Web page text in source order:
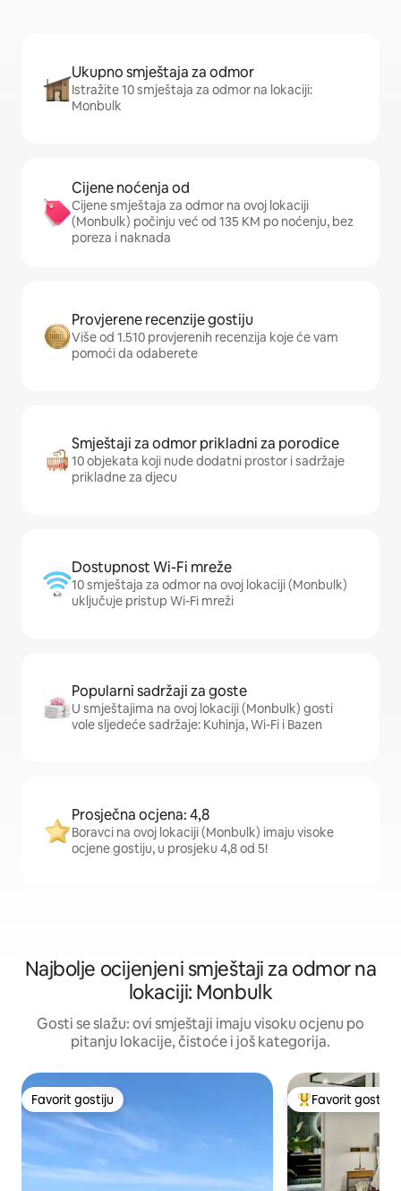
Ukupno smještaja za odmor
Istražite 10 smještaja za odmor na lokaciji:
Monbulk
Cijene noćenja od
Cijene smještaja za odmor na ovoj lokaciji
(Monbulk) počinju već od 135 KM po noćenju, bez
poreza i naknada
Provjerene recenzije gostiju
Više od 1.510 provjerenih recenzija koje će vam
pomoći da odaberete
Smještaji za odmor prikladni za porodice
10 objekata koji nude dodatni prostor i sadržaje
prikladne za djecu
Dostupnost Wi-Fi mreže
10 smještaja za odmor na ovoj lokaciji (Monbulk)
uključuje pristup Wi-Fi mreži
Popularni sadržaji za goste
U smještajima na ovoj lokaciji (Monbulk) gosti
vole sljedeće sadržaje: Kuhinja, Wi-Fi i Bazen
Prosječna ocjena: 4,8
Boravci na ovoj lokaciji (Monbulk) imaju visoke
ocjene gostiju, u prosjeku 4,8 od 5!
Najbolje ocijenjeni smještaji za odmor na
lokaciji: Monbulk
Gosti se slažu: ovi smještaji imaju visoku ocjenu po
pitanju lokacije, čistoće i još kategorija.
Favorit gostiju
Favorit gostiju Glavni favorit
Favorit gostiju